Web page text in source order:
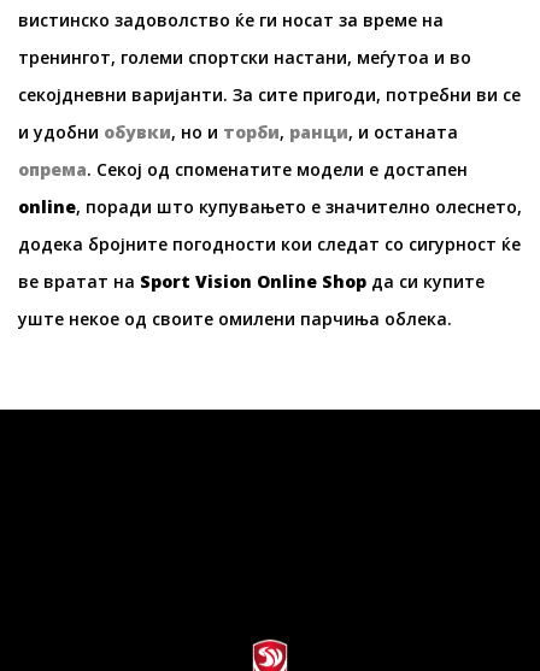
вистинско задоволство ќе ги носат за време на
тренингот, големи спортски настани, меѓутоа и во
секојдневни варијанти. За сите пригоди, потребни ви се
и удобни обувки, но и торби, ранци, и останата
опрема. Секој од споменатите модели е достапен
online, поради што купувањето е значително олеснето,
додека бројните погодности кои следат со сигурност ќе
ве вратат на Sport Vision Online Shop да си купите
уште некое од своите омилени парчиња облека.